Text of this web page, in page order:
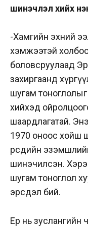
шинэчлэл хийх
-Хамгийн эхний
хэмжээтэй
боловсруулаад
захиргаанд
шугам
хийхэд
шаардлагатай.
1970 оноос хойш
өөрсдийн
шинэчилсэн.
шугам тоноглол
эрсдэл бий.
Ер нь зуслангийн